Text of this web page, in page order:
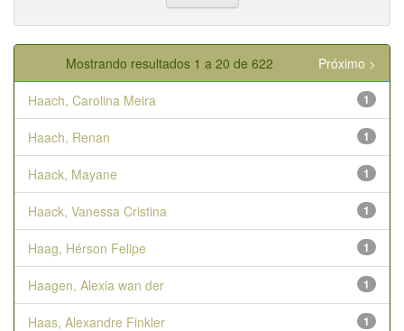
Mostrando resultados 1 a 20 de 622 Próximo >
Haach, Carolina Meira 1
Haach, Renan 1
Haack, Mayane 1
Haack, Vanessa Cristina 1
Haag, Hérson Felipe 1
Haagen, Alexia wan der 1
Haas, Alexandre Finkler 1